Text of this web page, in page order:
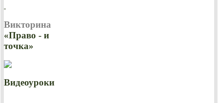
Викторина
«Право - и
точка»
Видеоуроки